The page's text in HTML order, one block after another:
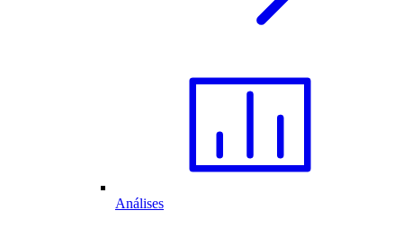
Análises